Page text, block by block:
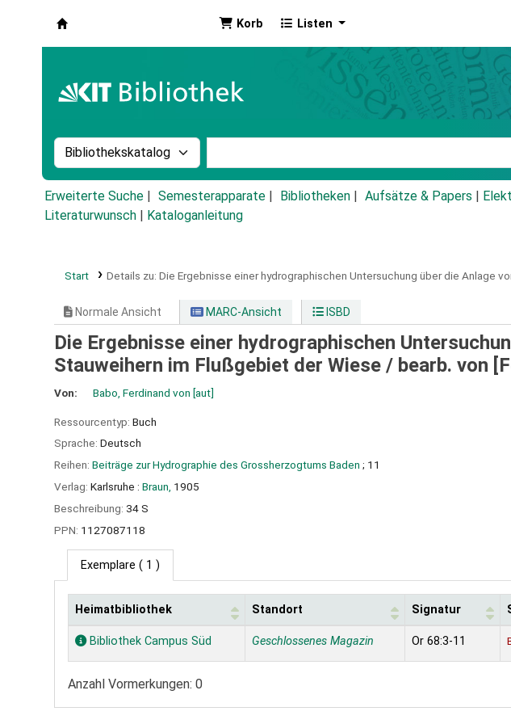
Korb Listen
Suche im Katalog nach:
Erweiterte Suche Semesterapparate Bibliotheken Aufsätze & Papers
Literaturwunsch
Kataloganleitung
Start Details zu: Die Ergebnisse einer hydrographischen Untersuchung über die Anlage
Normale Ansicht MARC-Ansicht ISBD
Die Ergebnisse einer hydrographischen
Stauweihern im Flußgebiet der Wiese / bearb. von
Von: Babo, Ferdinand von [aut]
Ressourcentyp: Buch
Sprache: Deutsch
Reihen: Beiträge zur Hydrographie des Grossherzogtums Baden ; 11
Verlag: Karlsruhe : Braun, 1905
Beschreibung: 34 S
PPN: 1127087118
Exemplare ( 1 )
Exemplare
Heimatbibliothek Standort Signatur
Bibliothek Campus Süd Geschlossenes Magazin Or 68:3-11
Anzahl Vormerkungen: 0